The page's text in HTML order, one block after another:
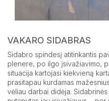
VAKARO SIDABRAS
Sidabro spindesį atitinkantis
plenere, po ilgo įsivažiavimo,
situacija kartojasi kiekvieną
prasitapau kurdamas
vėliau darbai didėja.